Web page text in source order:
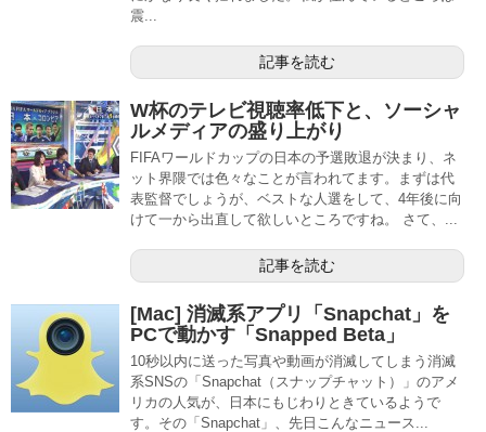
震...
記事を読む
W杯のテレビ視聴率低下と、ソーシャ
ルメディアの盛り上がり
FIFAワールドカップの日本の予選敗退が決まり、ネ
ット界隈では色々なことが言われてます。まずは代
表監督でしょうが、ベストな人選をして、4年後に向
けて一から出直して欲しいところですね。 さて、...
記事を読む
[Mac] 消滅系アプリ「Snapchat」を
PCで動かす「Snapped Beta」
10秒以内に送った写真や動画が消滅してしまう消滅
系SNSの「Snapchat（スナップチャット）」のアメ
リカの人気が、日本にもじわりときているようで
す。その「Snapchat」、先日こんなニュース...